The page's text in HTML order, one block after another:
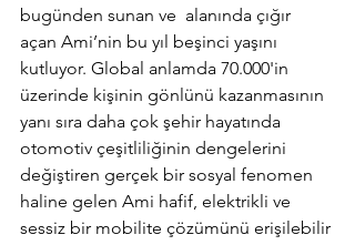
bugünden sunan ve  alanında çığır
açan Ami’nin bu yıl beşinci yaşını
kutluyor. Global anlamda 70.000'in
üzerinde kişinin gönlünü kazanmasının
yanı sıra daha çok şehir hayatında
otomotiv çeşitliliğinin dengelerini
değiştiren gerçek bir sosyal fenomen
haline gelen Ami hafif, elektrikli ve
sessiz bir mobilite çözümünü erişilebilir